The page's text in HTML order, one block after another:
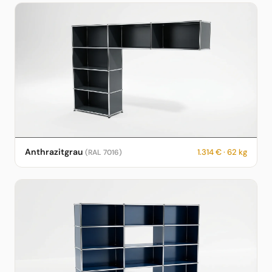
USM Haller Sideboard in Anthrazitgrau – RAL 7016 – 1.314 € – 62
kg – fotorealistische KI-Vorschau
Anthrazitgrau (RAL 7016) 1.314 € · 62 kg